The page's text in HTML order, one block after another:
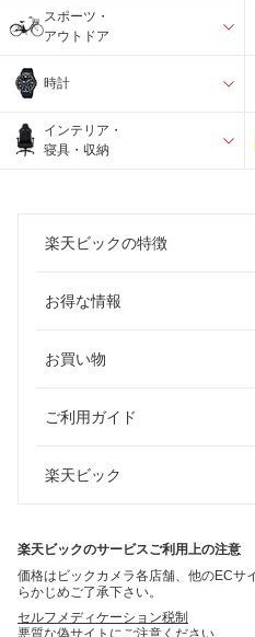
スポーツ・
アウトドア
時計
インテリア・
寝具・収納
楽天ビックの特徴
お得な情報
お買い物
ご利用ガイド
楽天ビック
楽天ビックのサービスご利用上の注意
価格はビックカメラ各店舗、他のECサ
らかじめご了承下さい。
セルフメディケーション税制
悪質な偽サイトにご注意ください